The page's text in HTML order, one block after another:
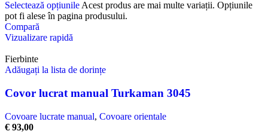
Selectează opțiunileAcest produs are mai multe variații. Opțiunile
pot fi alese în pagina produsului.
Compară
Vizualizare rapidă
Fierbinte
Adăugați la lista de dorințe
Covor lucrat manual Turkaman 3045
Covoare lucrate manual, Covoare orientale
€ 93,00